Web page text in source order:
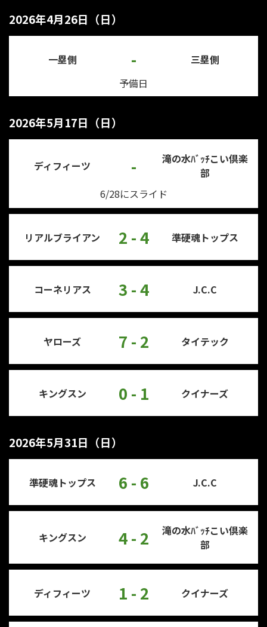
2026年4月26日（日）
一塁側 -
三塁側
予備日
2026年5月17日（日）
ディフィーツ -
滝の水ﾊﾞｯﾁこい倶楽
部
6/28にスライド
リアルブライアン 2 - 4 準硬魂トップス
コーネリアス 3 - 4 J.C.C
ヤローズ 7 - 2 タイテック
キングスン 0 - 1 クイナーズ
2026年5月31日（日）
準硬魂トップス 6 - 6 J.C.C
キングスン 4 - 2
滝の水ﾊﾞｯﾁこい倶楽
部
ディフィーツ 1 - 2 クイナーズ